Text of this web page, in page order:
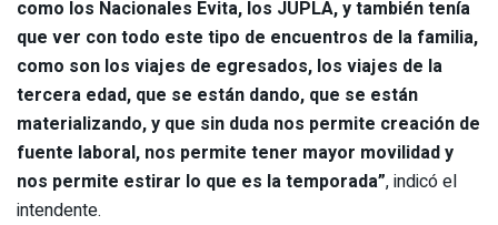
como los Nacionales Evita, los JUPLA, y también tenía
que ver con todo este tipo de encuentros de la familia,
como son los viajes de egresados, los viajes de la
tercera edad, que se están dando, que se están
materializando, y que sin duda nos permite creación de
fuente laboral, nos permite tener mayor movilidad y
nos permite estirar lo que es la temporada”, indicó el
intendente.